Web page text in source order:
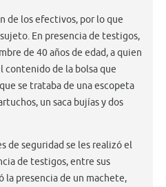
de los efectivos, por lo que
En presencia de testigos,
de 40 años de edad, a quien
contenido de la bolsa que
se trataba de una escopeta
un saca bujías y dos
de seguridad se les realizó el
de testigos, entre sus
la presencia de un machete,